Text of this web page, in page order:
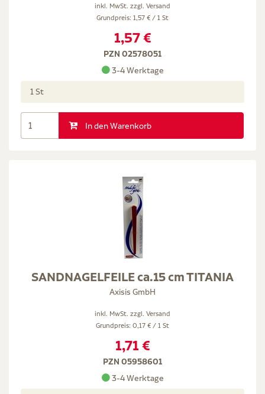
inkl. MwSt. zzgl. Versand
Grundpreis: 1,57 € / 1 St
1,57 €
PZN 02578051
3-4 Werktage
1 St
In den Warenkorb
SANDNAGELFEILE ca.15 cm TITANIA
Axisis GmbH
inkl. MwSt. zzgl. Versand
Grundpreis: 0,17 € / 1 St
1,71 €
PZN 05958601
3-4 Werktage